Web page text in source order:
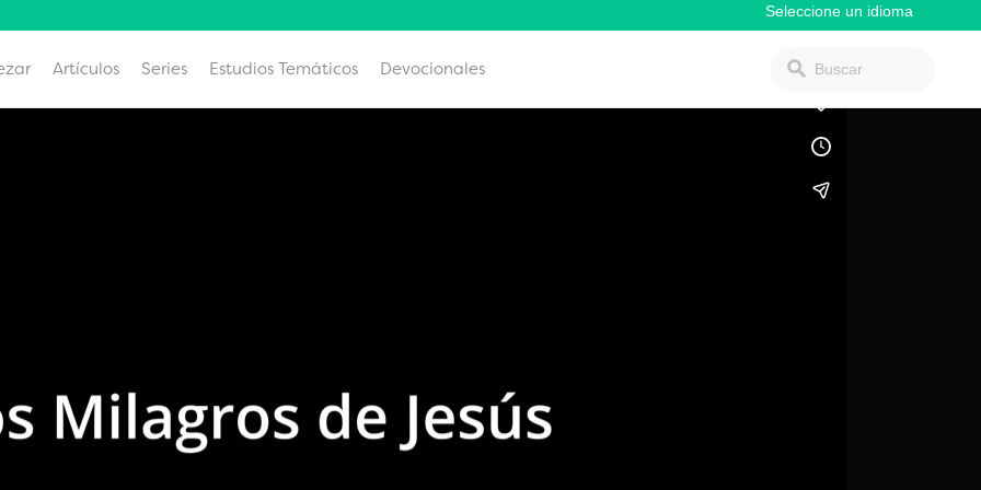
Artículos Series Estudios Temáticos Devocionales